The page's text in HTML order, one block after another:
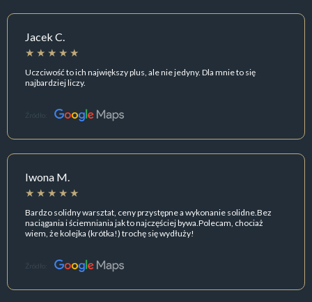
Jacek C.
Uczciwość to ich największy plus, ale nie jedyny. Dla mnie to się
najbardziej liczy.
Źródło:
Iwona M.
Bardzo solidny warsztat, ceny przystępne a wykonanie solidne.Bez
naciągania i ściemniania jak to najczęściej bywa.Polecam, chociaż
wiem, że kolejka (krótka!) trochę się wydłuży!
Źródło: